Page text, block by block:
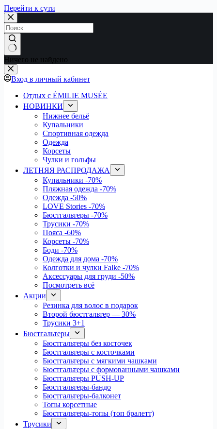
Перейти к сути
Ничего не найдено
Вход в личный кабинет
Отдых с ÉMILIE MUSÉE
НОВИНКИ
Нижнее бельё
Купальники
Спортивная одежда
Одежда
Корсеты
Чулки и гольфы
ЛЕТНЯЯ РАСПРОДАЖА
Купальники -70%
Пляжная одежда -70%
Одежда -50%
LOVE Stories -70%
Бюстгальтеры -70%
Трусики -70%
Пояса -60%
Корсеты -70%
Боди -70%
Одежда для дома -70%
Колготки и чулки Falke -70%
Аксессуары для груди -50%
Посмотреть всё
Акции
Резинка для волос в подарок
Второй бюстгальтер — 30%
Трусики 3+1
Бюстгальтеры
Бюстгальтеры без косточек
Бюстгальтеры с косточками
Бюстгальтеры с мягкими чашками
Бюстгальтеры с формованными чашками
Бюстгальтеры PUSH-UP
Бюстгальтеры-бандо
Бюстгальтеры-балконет
Топы корсетные
Бюстгальтеры-топы (топ бралетт)
Трусики